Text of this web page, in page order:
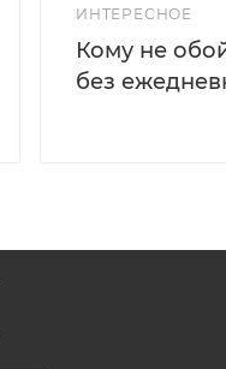
ИНТЕРЕСНОЕ
Кому не
без